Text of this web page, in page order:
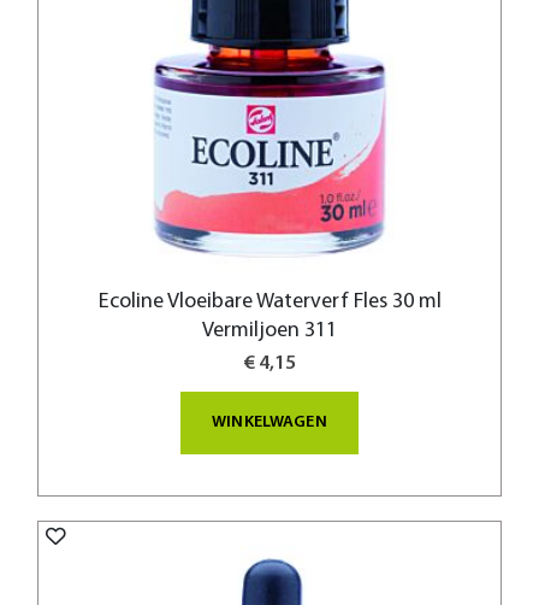
Ecoline Vloeibare Waterverf Fles 30 ml
Vermiljoen 311
€ 4,15
WINKELWAGEN